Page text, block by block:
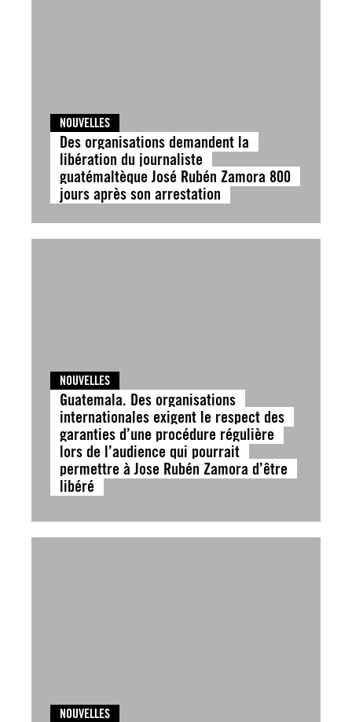
NOUVELLES
Des organisations demandent la
libération du journaliste
guatémaltèque José Rubén Zamora 800
jours après son arrestation
NOUVELLES
Guatemala. Des organisations
internationales exigent le respect des
garanties d’une procédure régulière
lors de l’audience qui pourrait
permettre à Jose Rubén Zamora d’être
libéré
NOUVELLES